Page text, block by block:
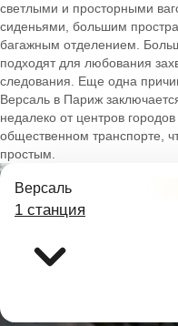
светлыми и просторными
сиденьями, большим
багажным отделением.
подходят для любования
следования. Еще одна
Версаль в Париж
недалеко от центров
общественном транспорте,
простым.
Версаль
1 станция